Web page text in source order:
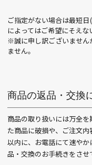
ご指定がない場合は最短
によってはご希望にそえな
※誠に申し訳ございません
ません。
商品の返品・交換
商品の取り扱いには万全
た商品に破損や、ご注文
以内に、お電話にて速や
品・交換のお手続きをさせ